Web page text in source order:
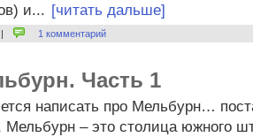
и... [читать дальше]
1 комментарий
Часть 1
написать про Мельбурн…
– это столица южного